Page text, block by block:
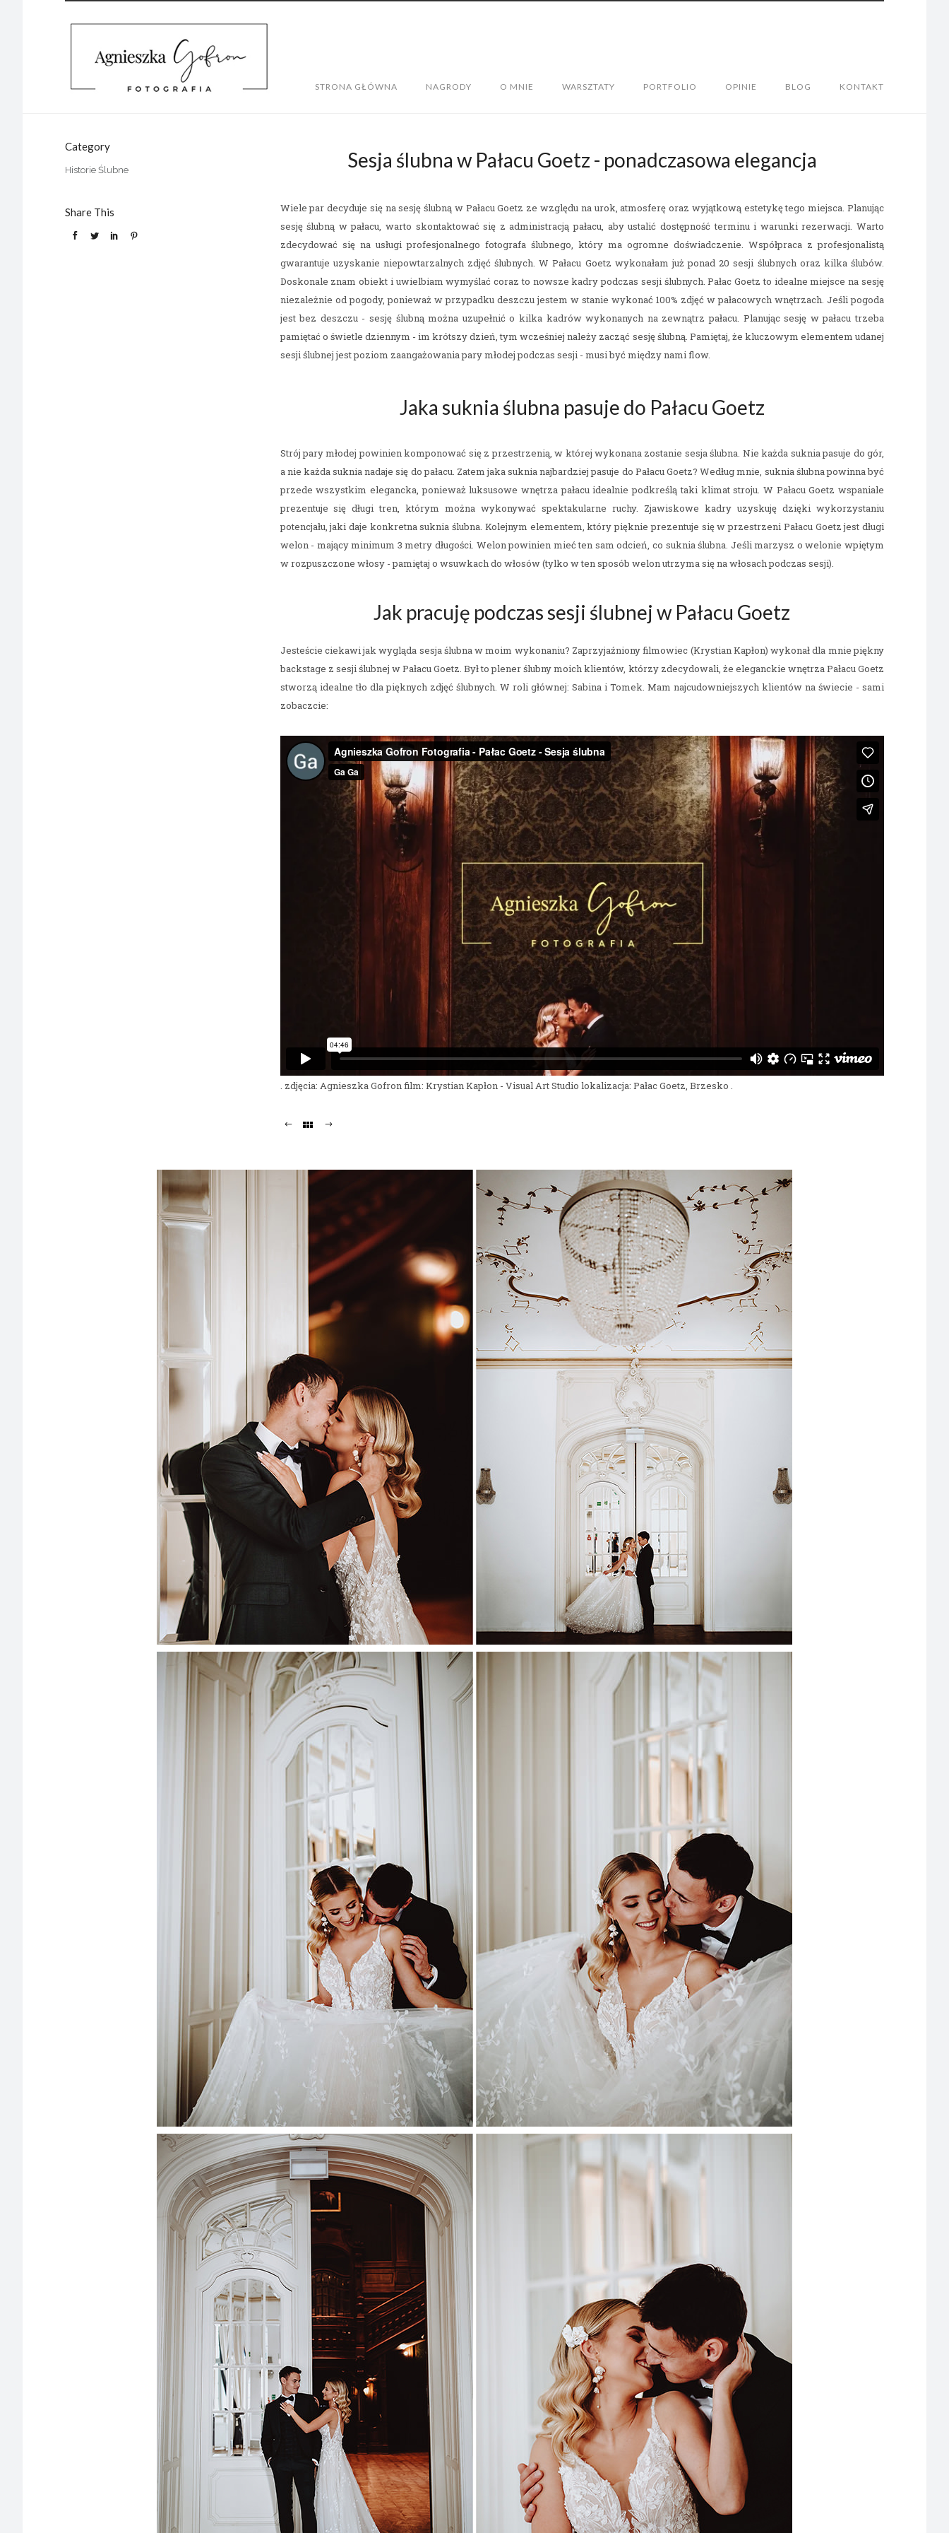
STRONA GŁÓWNA NAGRODY O MNIE WARSZTATY PORTFOLIO OPINIE BLOG KONTAKT
Category
Historie Ślubne
Share This
Sesja ślubna w Pałacu Goetz - ponadczasowa elegancja
Wiele par decyduje się na sesję ślubną w Pałacu Goetz ze względu na urok, atmosferę oraz wyjątkową estetykę tego miejsca. Planując
sesję ślubną w pałacu, warto skontaktować się z administracją pałacu, aby ustalić dostępność terminu i warunki rezerwacji. Warto
zdecydować się na usługi profesjonalnego fotografa ślubnego, który ma ogromne doświadczenie. Współpraca z profesjonalistą
gwarantuje uzyskanie niepowtarzalnych zdjęć ślubnych. W Pałacu Goetz wykonałam już ponad 20 sesji ślubnych oraz kilka ślubów.
Doskonale znam obiekt i uwielbiam wymyślać coraz to nowsze kadry podczas sesji ślubnych. Pałac Goetz to idealne miejsce na sesję
niezależnie od pogody, ponieważ w przypadku deszczu jestem w stanie wykonać 100% zdjęć w pałacowych wnętrzach. Jeśli pogoda
jest bez deszczu - sesję ślubną można uzupełnić o kilka kadrów wykonanych na zewnątrz pałacu. Planując sesję w pałacu trzeba
pamiętać o świetle dziennym - im krótszy dzień, tym wcześniej należy zacząć sesję ślubną. Pamiętaj, że kluczowym elementem udanej
sesji ślubnej jest poziom zaangażowania pary młodej podczas sesji - musi być między nami flow.
Jaka suknia ślubna pasuje do Pałacu Goetz
Strój pary młodej powinien komponować się z przestrzenią, w której wykonana zostanie sesja ślubna. Nie każda suknia pasuje do gór,
a nie każda suknia nadaje się do pałacu. Zatem jaka suknia najbardziej pasuje do Pałacu Goetz? Według mnie, suknia ślubna powinna być
przede wszystkim elegancka, ponieważ luksusowe wnętrza pałacu idealnie podkreślą taki klimat stroju. W Pałacu Goetz wspaniale
prezentuje się długi tren, którym można wykonywać spektakularne ruchy. Zjawiskowe kadry uzyskuję dzięki wykorzystaniu
potencjału, jaki daje konkretna suknia ślubna. Kolejnym elementem, który pięknie prezentuje się w przestrzeni Pałacu Goetz jest długi
welon - mający minimum 3 metry długości. Welon powinien mieć ten sam odcień, co suknia ślubna. Jeśli marzysz o welonie wpiętym
w rozpuszczone włosy - pamiętaj o wsuwkach do włosów (tylko w ten sposób welon utrzyma się na włosach podczas sesji).
Jak pracuję podczas sesji ślubnej w Pałacu Goetz
Jesteście ciekawi jak wygląda sesja ślubna w moim wykonaniu? Zaprzyjaźniony filmowiec (Krystian Kapłon) wykonał dla mnie piękny
backstage z sesji ślubnej w Pałacu Goetz. Był to plener ślubny moich klientów, którzy zdecydowali, że eleganckie wnętrza Pałacu Goetz
stworzą idealne tło dla pięknych zdjęć ślubnych. W roli głównej: Sabina i Tomek. Mam najcudowniejszych klientów na świecie - sami
zobaczcie:
. zdjęcia: Agnieszka Gofron film: Krystian Kapłon - Visual Art Studio lokalizacja: Pałac Goetz, Brzesko .